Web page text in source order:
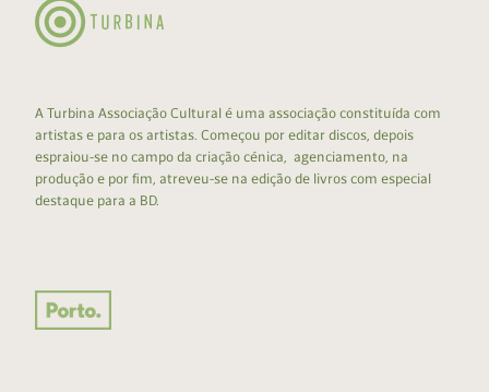
A Turbina Associação Cultural é uma associação constituída com
artistas e para os artistas. Começou por editar discos, depois
espraiou-se no campo da criação cénica, agenciamento, na
produção e por fim, atreveu-se na edição de livros com especial
destaque para a BD.